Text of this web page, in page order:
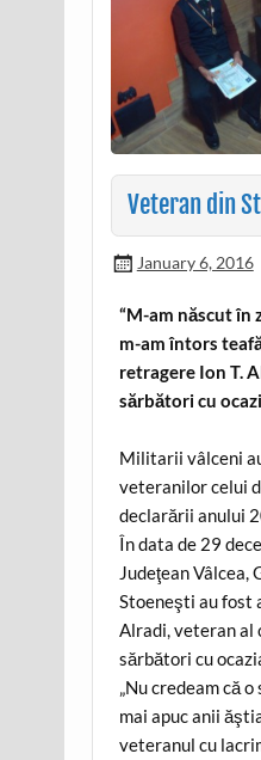
Veteran din
January 6, 2016
“M-am născut în
m-am întors
retragere Ion T.
sărbători cu
Militarii vâlceni
veteranilor celui
declarării anului
În data de 29
Judeţean Vâlcea,
Stoeneşti au fost
Alradi, veteran al
sărbători cu
„Nu credeam că
mai apuc anii
veteranul cu